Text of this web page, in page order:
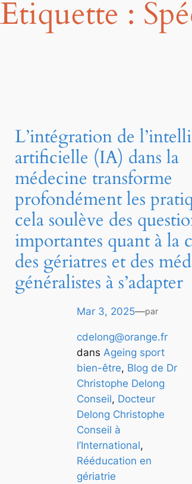
Étiquette :
L’intégration de
artificielle (IA) dans la
médecine transforme
profondément les
cela soulève des
importantes quant à la
des gériatres et des
généralistes à s’adapter
Mar 3, 2025—par
cdelong@orange.fr
dans Ageing sport
bien-être, Blog de Dr
Christophe Delong
Conseil, Docteur
Delong Christophe
Conseil à
l’International
Rééducation en
gériatrie